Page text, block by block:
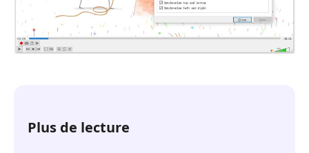
Plus de lecture